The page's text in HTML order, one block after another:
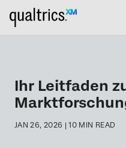
Ihr Leitfaden
JAN 26, 2026 | 10 MIN READ